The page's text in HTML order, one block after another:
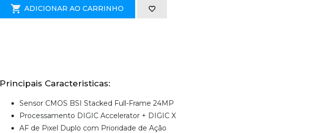
ADICIONAR AO CARRINHO
Principais Caracteristicas:
Sensor CMOS BSI Stacked Full-Frame 24MP
Processamento DIGIC Accelerator + DIGIC X
AF de Pixel Duplo com Prioridade de Ação